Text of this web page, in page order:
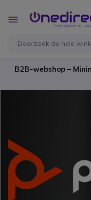
Toggle
Nav
B2B-webshop –